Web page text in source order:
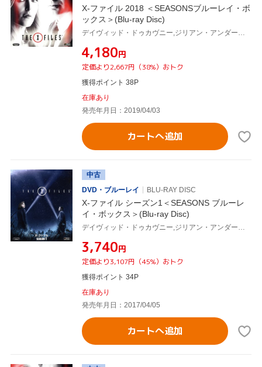
X-ファイル 2018 ＜SEASONSブルーレイ・ボ
ックス＞(Blu-ray Disc)
デイヴィッド・ドゥカヴニー,ジリアン・アンダーソン,ミッチ・ピレッジ
¥4,180円
定価より2,667円（38%）おトク
獲得ポイント 38P
在庫あり
発売年月日：2019/04/03
カートへ追加
中古
DVD・ブルーレイ
BLU-RAY DISC
X-ファイル シーズン1＜SEASONS ブルーレ
イ・ボックス＞(Blu-ray Disc)
デイヴィッド・ドゥカヴニー,ジリアン・アンダーソン
¥3,740円
定価より3,107円（45%）おトク
獲得ポイント 34P
在庫あり
発売年月日：2017/04/05
カートへ追加